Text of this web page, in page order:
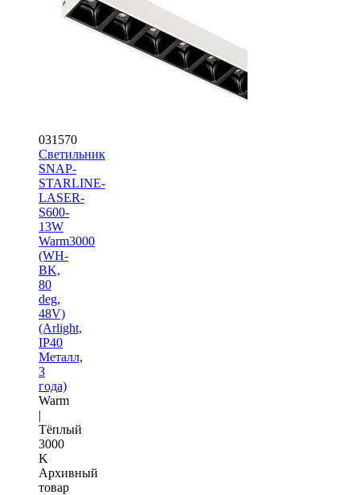
031570
Светильник
SNAP-
STARLINE-
LASER-
S600-
13W
Warm3000
(WH-
BK,
80
deg,
48V)
(Arlight,
IP40
Металл,
3
года)
Warm
|
Тёплый
3000
K
Архивный
товар